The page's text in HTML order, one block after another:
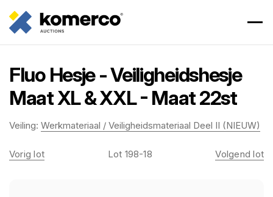
Fluo Hesje - Veiligheidshesje
Maat XL & XXL - Maat 22st
Veiling: Werkmateriaal / Veiligheidsmateriaal Deel II (NIEUW)
Vorig lot Lot 198-18 Volgend lot